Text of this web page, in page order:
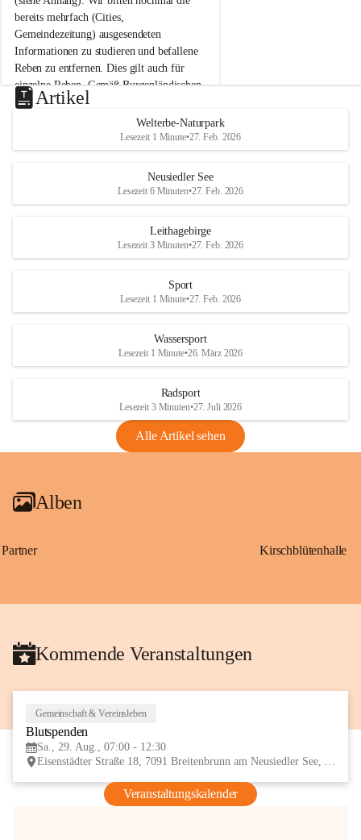
n
n
a
m
N
e
u
s
d
S
bereits mehrfach (Cities,
Gemeindezeitung) ausgesendeten
Informationen zu studieren und befallene
Reben zu entfernen. Dies gilt auch für
einzelne Reben. Gemäß Burgenländischen
Weinbaugesetz sind nicht gepflegte oder
unzulässige Weingärten zu roden! Bitte
helfen wir zusammen um unsere Winzer
vor den prognostizierten Ernteausfällen
und den daraus folgenden wirtschaftlichen
Maßnahmen zur Bekämpfung
Rebe und der Amerikanischen
Anhang VBl. EU Nr. 18
1 Seite•1,4 MB
VBl. EU Nr. 18_2026
u
e
d
r
S
Artikel
Welterbe-Naturpark
Lesezeit 1 Minute•27. Feb. 2026
Neusiedler See
Lesezeit 6 Minuten•27. Feb. 2026
Leithagebirge
Lesezeit 3 Minuten•27. Feb. 2026
Sport
Lesezeit 1 Minute•27. Feb. 2026
Wassersport
Lesezeit 1 Minute•26. März 2026
Radsport
Lesezeit 3 Minuten•27. Juli 2026
Alle Artikel sehen
Alben
Partner Kirschblütenhalle
Kommende Veranstaltungen
Gemeinschaft & Vereinsleben
Blutspenden
Sa., 29. Aug., 07:00 - 12:30
Eisenstädter Straße 18, 7091 Breitenbrunn am Neusiedler See, AUT
Veranstaltungskalender